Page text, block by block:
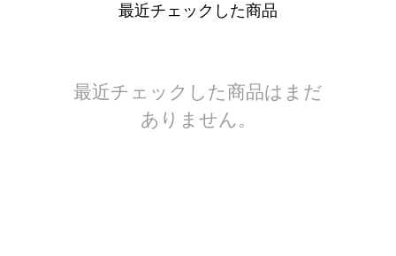
最近チェックした商品
最近チェックした商品はまだ
ありません。